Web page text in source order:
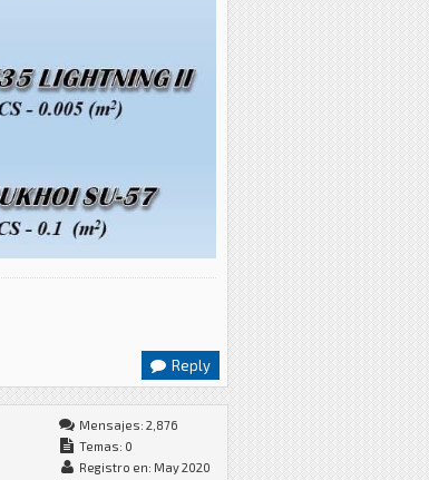
Reply
Mensajes: 2,876
Temas: 0
Registro en: May 2020